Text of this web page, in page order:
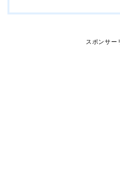
スポンサー